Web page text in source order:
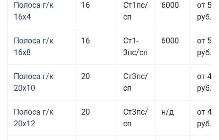
Полоса г/к
16x4
16
Ст1пс/
сп
6000
от 53
руб.
Полоса г/к
16x8
16
Ст1-
3пс/сп
6000
от 57
руб.
Полоса г/к
20x10
20
Ст3пс/
сп
от 43
руб.
Полоса г/к
20x12
20
Ст3пс/
сп
н/д
от 44
руб.